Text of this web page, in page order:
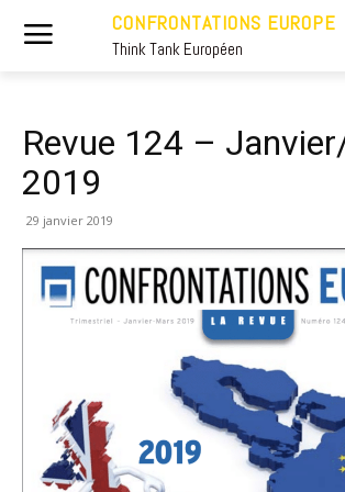
CONFRONTATIONS EUROPE
Think Tank Européen
Revue 124 –
2019
29 janvier 2019